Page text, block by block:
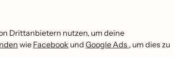
Drittanbietern nutzen, um deine
wie Facebook und Google Ads , um dies zu